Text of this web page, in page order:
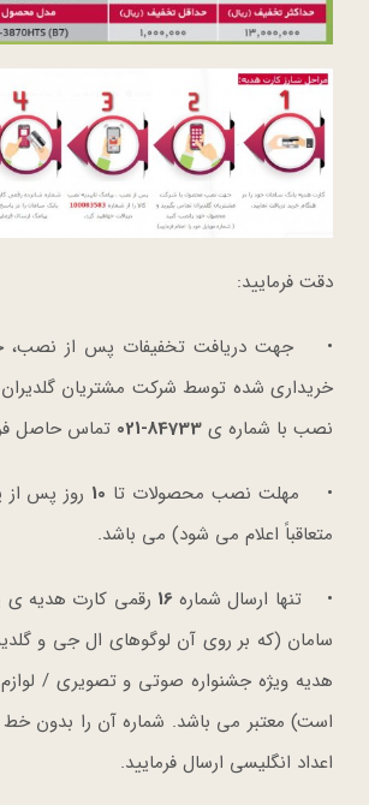
دقت فرمایید:
• جهت دریافت تخفیفات پس از نصب،
خریداری شده توسط شرکت مشتریان
نصب با شماره ی 84733-021 تماس حاصل
• مهلت نصب محصولات تا 10 روز پس از
متعاقباً اعلام می شود) می باشد.
• تنها ارسال شماره 16 رقمی کارت هدیه ی
سامان (که بر روی آن لوگوهای ال جی و
هدیه ویژه جشنواره صوتی و تصویری /
است) معتبر می باشد. شماره آن را بدون خط
اعداد انگلیسی ارسال فرمایید.